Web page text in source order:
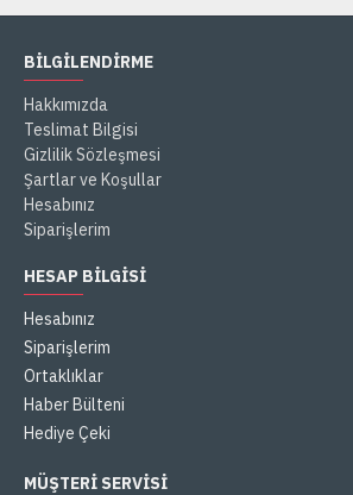
BILGILENDIRME
Hakkımızda
Teslimat Bilgisi
Gizlilik Sözleşmesi
Şartlar ve Koşullar
Hesabınız
Siparişlerim
HESAP BILGISI
Hesabınız
Siparişlerim
Ortaklıklar
Haber Bülteni
Hediye Çeki
MÜŞTERI SERVISI